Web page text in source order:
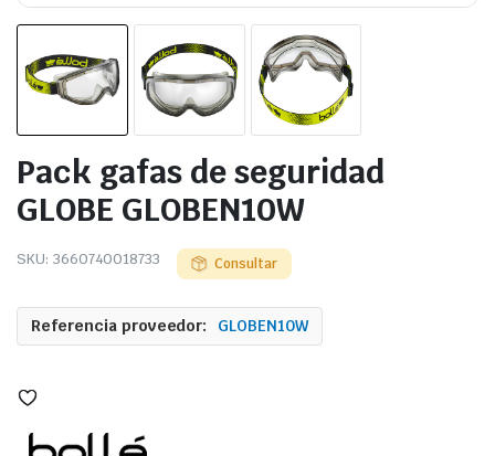
Pack gafas de seguridad
GLOBE GLOBEN10W
SKU: 3660740018733 Consultar
Referencia proveedor: GLOBEN10W